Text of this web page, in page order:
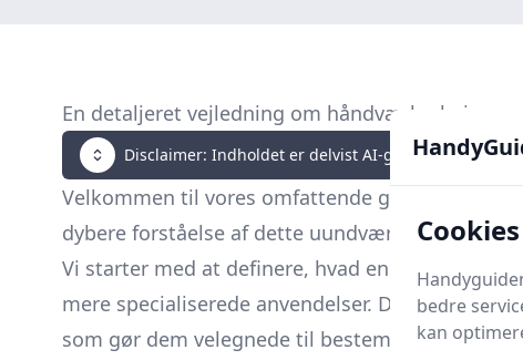
En detaljeret vejledning om håndværkerknive
Disclaimer: Indholdet er delvist AI-genereret. Klik her
Velkommen til vores omfattende guide om
dybere forståelse af dette uundværlige værktøj,
Vi starter med at definere, hvad en
mere specialiserede anvendelser. Det er vigtigt
som gør dem velegnede til bestemte
Cookies
bedre
kan